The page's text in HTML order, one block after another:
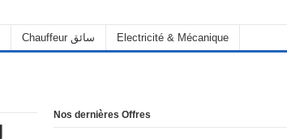
Chauffeur سائق Electricité & Mécanique
Nos dernières Offres